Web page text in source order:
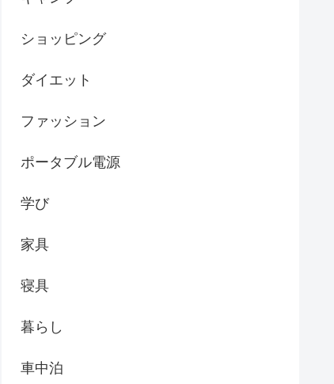
ショッピング
ダイエット
ファッション
ポータブル電源
学び
家具
寝具
暮らし
車中泊